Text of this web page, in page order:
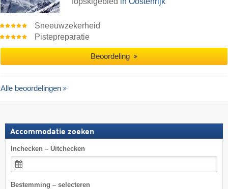
Sneeuwzekerheid
Pistepreparatie
Beoordeling
Alle beoordelingen
Accommodatie zoeken
Inchecken – Uitchecken
Bestemming – selecteren